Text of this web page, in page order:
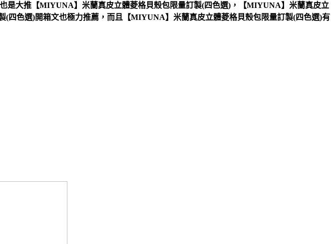
是大推【MIYUNA】米蘭真皮立體菱格貝殼包限量訂製(四色選)，【MIYUNA】米蘭真皮立
色選)開箱文也極力推薦，而且【MIYUNA】米蘭真皮立體菱格貝殼包限量訂製(四色選)有